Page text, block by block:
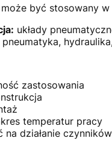
być stosowany
układy
pneumatyka,
zastosowania
temperatur pracy
na działanie